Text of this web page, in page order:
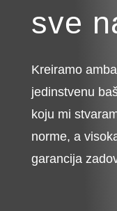
sve
Kreiramo
jedinstvenu
koju mi
norme, a
garancija